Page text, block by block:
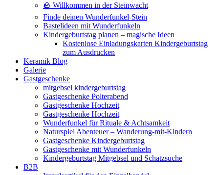
🪨 Willkommen in der Steinwacht
Finde deinen Wunderfunkel-Stein
Bastelideen mit Wunderfunkeln
Kindergeburtstag planen – magische Ideen
Kostenlose Einladungskarten Kindergeburtstag
zum Ausdrucken
Keramik Blog
Galerie
Gastgeschenke
mitgebsel kindergeburtstag
Gastgeschenke Polterabend
Gastgeschenke Hochzeit
Gastgeschenke Hochzeit
Wunderfunkel für Rituale & Achtsamkeit
Naturspiel Abenteuer – Wanderung-mit-Kindern
Gastgeschenke Kindergeburtstag
Gastgeschenke mit Wunderfunkeln
Kindergeburtstag Mitgebsel und Schatzsuche
B2B